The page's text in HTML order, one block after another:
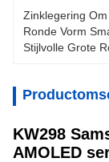
Zinklegering
Ronde Vorm
Stijlvolle Grote
KW298
AMOLED